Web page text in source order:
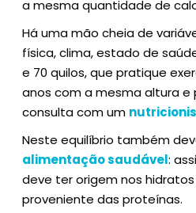
a mesma quantidade de
Há uma mão cheia de
física, clima, estado de
e 70 quilos, que pratique
anos com a mesma altura e
consulta com um
Neste equilíbrio também
alimentação saudável:
deve ter origem nos hidratos
proveniente das proteínas.